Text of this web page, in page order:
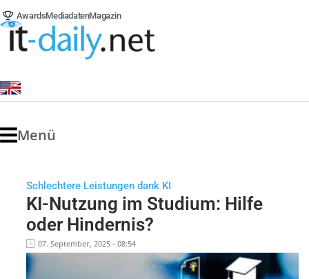
AwardsMediadatenMagazin
Menü
Schlechtere Leistungen dank KI
KI-Nutzung im Studium: Hilfe
oder Hindernis?
07. September, 2025 - 08:54